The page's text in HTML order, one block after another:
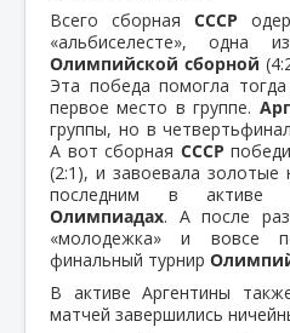
Всего сборная СССР
«альбиселесте», одна
Олимпийской сборной
Эта победа помогла
первое место в группе.
группы, но в
А вот сборная СССР
(2:1), и завоевала золотые
последним в
Олимпиадах. А после
«молодежка» и вовсе
финальный турнир
В активе Аргентины
матчей завершились